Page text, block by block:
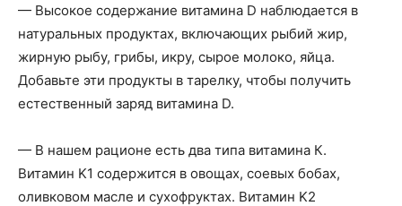
— Высокое содержание витамина D наблюдается в
натуральных продуктах, включающих рыбий жир,
жирную рыбу, грибы, икру, сырое молоко, яйца.
Добавьте эти продукты в тарелку, чтобы получить
естественный заряд витамина D.
— В нашем рационе есть два типа витамина К.
Витамин K1 содержится в овощах, соевых бобах,
оливковом масле и сухофруктах. Витамин K2